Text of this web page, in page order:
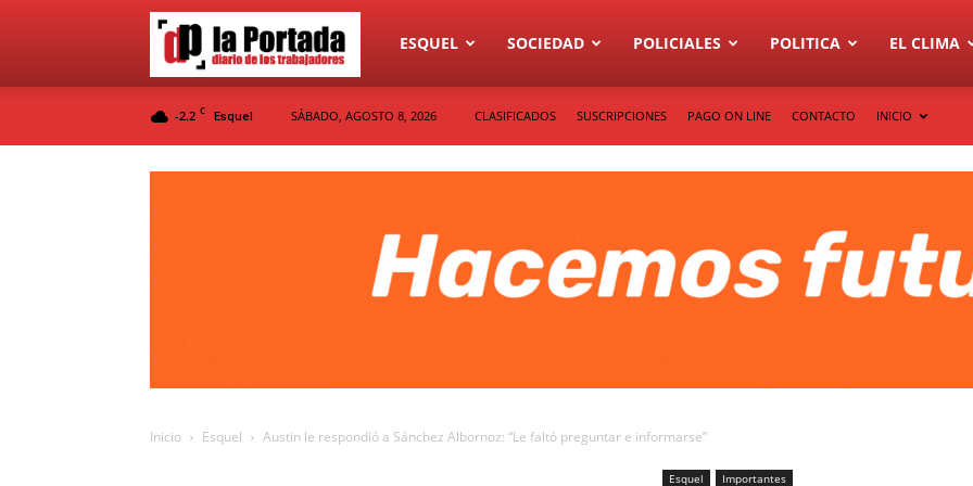
Diario
ESQUEL SOCIEDAD POLICIALES POLITICA EL CLIMA
-2.2 C Esquel SÁBADO, AGOSTO 8, 2026 CLASIFICADOS SUSCRIPCIONES PAGO ON LINE CONTACTO INICIO
Inicio Esquel Austin le respondió a Sánchez Albornoz: “Le faltó preguntar e informarse”
Esquel Importantes